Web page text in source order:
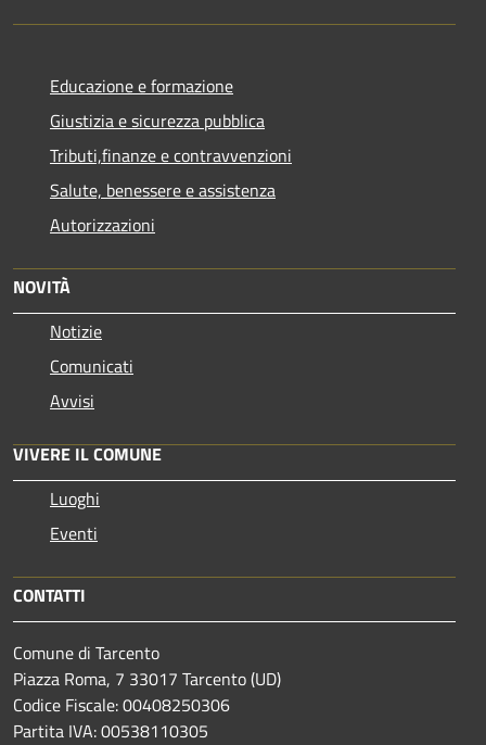
Educazione e formazione
Giustizia e sicurezza pubblica
Tributi,finanze e contravvenzioni
Salute, benessere e assistenza
Autorizzazioni
NOVITÀ
Notizie
Comunicati
Avvisi
VIVERE IL COMUNE
Luoghi
Eventi
CONTATTI
Comune di Tarcento
Piazza Roma, 7 33017 Tarcento (UD)
Codice Fiscale: 00408250306
Partita IVA: 00538110305